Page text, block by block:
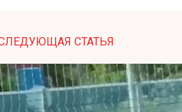
СТАТЬЯ